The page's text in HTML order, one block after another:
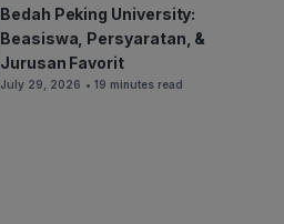
Bedah Peking University:
Beasiswa, Persyaratan, &
Jurusan Favorit
July 29, 2026 • 19 minutes read